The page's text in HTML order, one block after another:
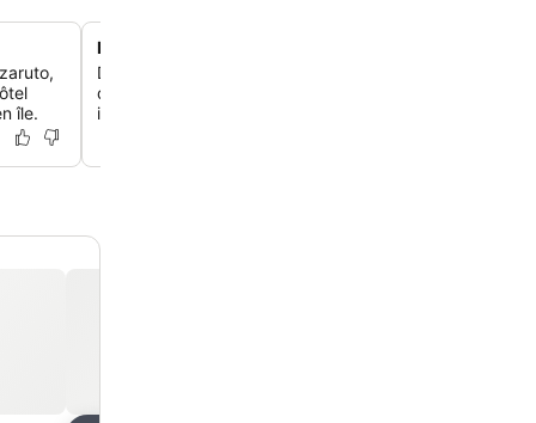
île.
Emplacement sur la péninsule du port
Découvre le cadre unique de l'hôtel sur une étroite
de Vilanculos, entouré par l'océan des deux côtés,
imprenables sur l'archipel de Bazaruto.